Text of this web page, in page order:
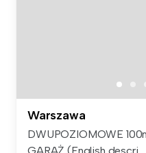
Warszawa
DWUPOZIOMOWE
GARAŻ (English descri...